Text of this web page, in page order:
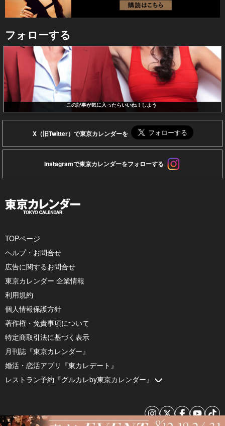
フォローする
この記事が気に入ったらいいね！しよう
X（旧Twitter）で東京カレンダーを
Instagramで東京カレンダーをフォローする
TOPページ
ヘルプ・お問合せ
広告に関するお問合せ
東京カレンダー 企業情報
利用規約
個人情報保護方針
著作権・免責事項について
特定商取引法に基づく表示
月刊誌『東京カレンダー』
婚活・恋活アプリ『東カレデート』
レストラン予約『グルカレby東京カレンダー』